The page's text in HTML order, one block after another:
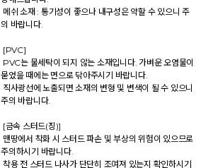
의 바랍니다.
묻었을 때에는 면으로 닦아주시기 바랍니다.
주의 바랍니다.
주의하시기 바랍니다.